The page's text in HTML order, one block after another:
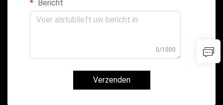
Bericht
0/1000
Verzenden